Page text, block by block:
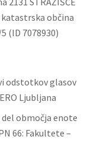
katastrska občina
(ID 7078930)
odstotkov glasov
Ljubljana
območja enote
66: Fakultete –